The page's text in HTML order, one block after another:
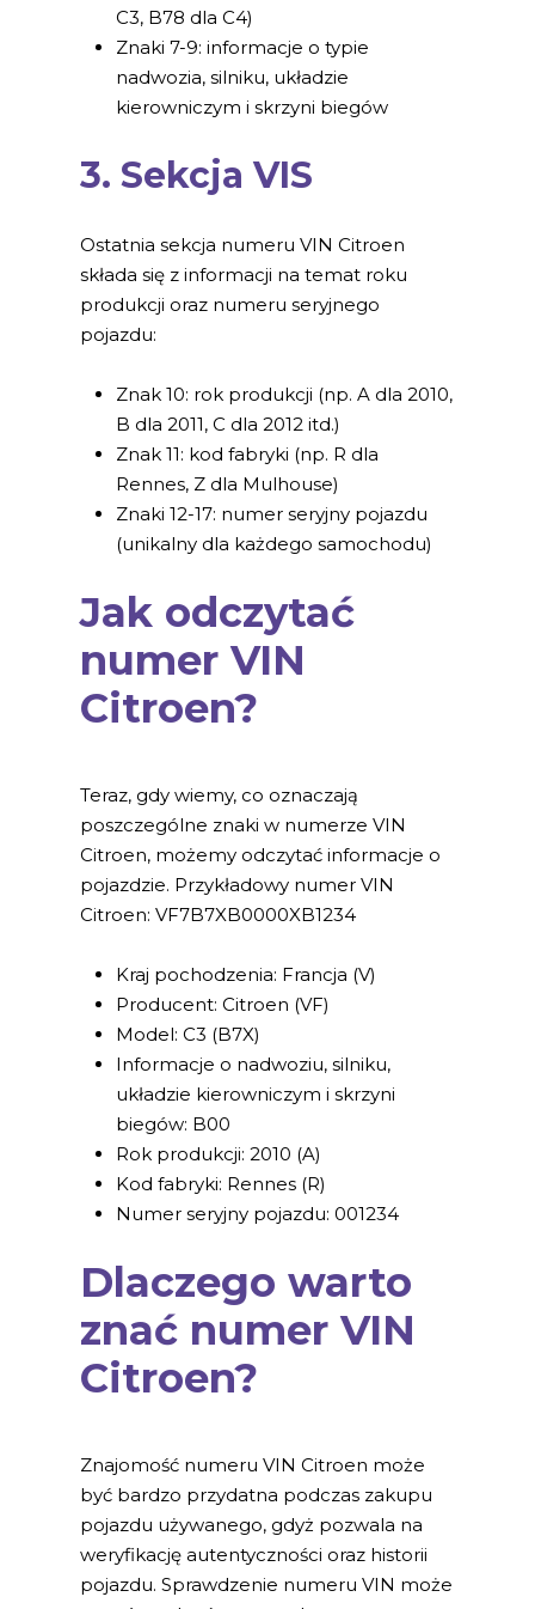
C3, B78 dla C4)
Znaki 7-9: informacje o typie
nadwozia, silniku, układzie
kierowniczym i skrzyni biegów
3. Sekcja VIS
Ostatnia sekcja numeru VIN Citroen
składa się z informacji na temat roku
produkcji oraz numeru seryjnego
pojazdu:
Znak 10: rok produkcji (np. A dla 2010,
B dla 2011, C dla 2012 itd.)
Znak 11: kod fabryki (np. R dla
Rennes, Z dla Mulhouse)
Znaki 12-17: numer seryjny pojazdu
(unikalny dla każdego samochodu)
Jak odczytać
numer VIN
Citroen?
Teraz, gdy wiemy, co oznaczają
poszczególne znaki w numerze VIN
Citroen, możemy odczytać informacje o
pojazdzie. Przykładowy numer VIN
Citroen: VF7B7XB0000XB1234
Kraj pochodzenia: Francja (V)
Producent: Citroen (VF)
Model: C3 (B7X)
Informacje o nadwoziu, silniku,
układzie kierowniczym i skrzyni
biegów: B00
Rok produkcji: 2010 (A)
Kod fabryki: Rennes (R)
Numer seryjny pojazdu: 001234
Dlaczego warto
znać numer VIN
Citroen?
Znajomość numeru VIN Citroen może
być bardzo przydatna podczas zakupu
pojazdu używanego, gdyż pozwala na
weryfikację autentyczności oraz historii
pojazdu. Sprawdzenie numeru VIN może